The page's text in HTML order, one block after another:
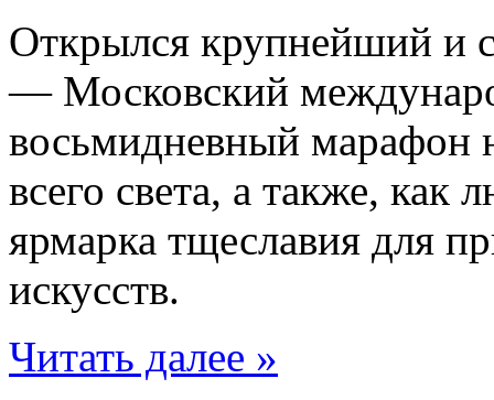
Открылся крупнейший и
— Московский
восьмидневный марафон
всего света, а также,
ярмарка тщеславия для
искусств.
Читать далее »